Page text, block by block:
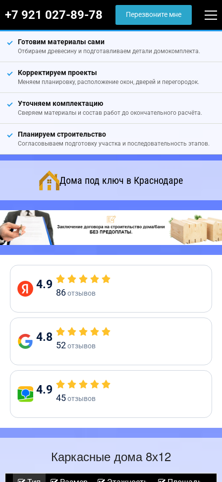
+7 921 027-89-78 Перезвоните мне
Готовим материалы сами
Отбираем древесину и подготавливаем детали домокомплекта.
Корректируем проекты
Меняем планировку, расположение окон, дверей и перегородок.
Уточняем комплектацию
Сверяем материалы и состав работ до окончательного расчёта.
Планируем строительство
Согласовываем подготовку участка и последовательность этапов.
Дома под ключ в Краснодаре
4.9
86отзывов
4.8
52отзывов
4.9
45отзывов
Каркасные дома 8х12